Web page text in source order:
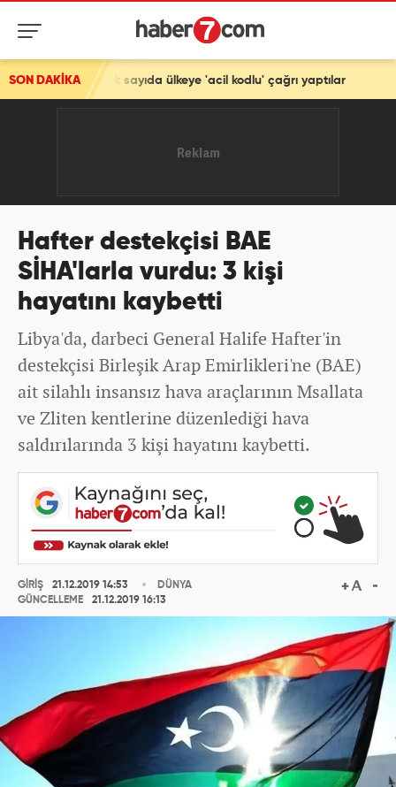
SON DAKİKA
çok sayıda ülkeye 'acil kodlu' çağrı yaptılar
Hafter destekçisi BAE
SİHA'larla vurdu: 3 kişi
hayatını kaybetti
Libya'da, darbeci General Halife Hafter'in
destekçisi Birleşik Arap Emirlikleri'ne (BAE)
ait silahlı insansız hava araçlarının Msallata
ve Zliten kentlerine düzenlediği hava
saldırılarında 3 kişi hayatını kaybetti.
GİRİŞ
21.12.2019 14:53
GÜNCELLEME
21.12.2019 16:13
DÜNYA